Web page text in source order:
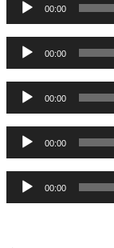
audio
00:00
Reproductor
audio
00:00
Reproductor
audio
00:00
Reproductor
audio
00:00
Reproductor
audio
00:00